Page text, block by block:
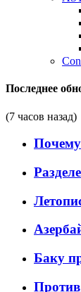
Последнее
(7 часов назад)
Баку